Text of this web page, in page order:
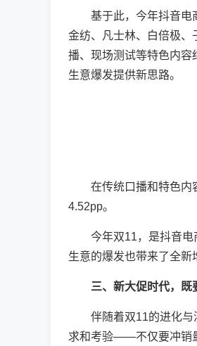
基于此，今年抖音电商
金纺、凡士林、白倍极、
播、现场测试等特色内容
生意爆发提供新思路。
在传统口播和特色内容
4.52pp。
今年双11，是抖音电商
生意的爆发也带来了全新
三、新大促时代，既
伴随着双11的进化与演
求和考验——不仅要冲销